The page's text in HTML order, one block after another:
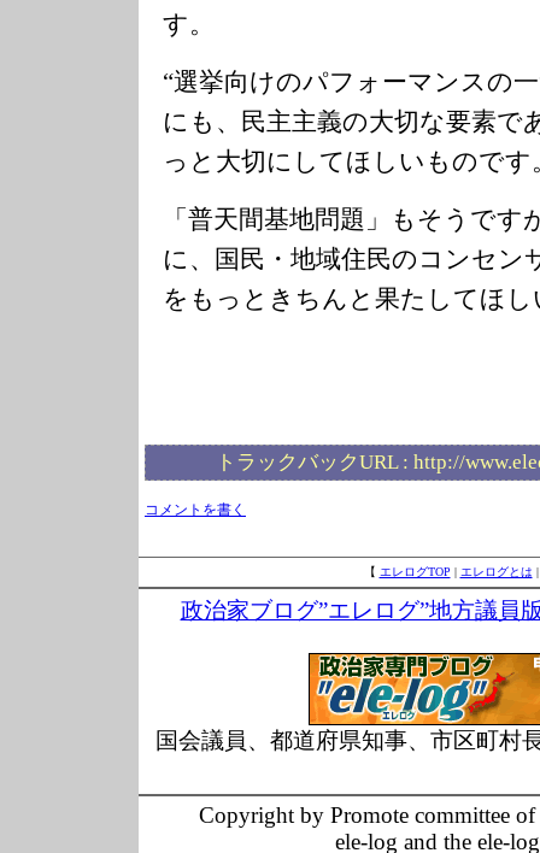
す。
“選挙向けのパフォーマンスの
にも、民主主義の大切な要素で
っと大切にしてほしいものです
「普天間基地問題」もそうです
に、国民・地域住民のコンセン
をもっときちんと果たしてほ
トラックバックURL : http://
コメントを書く
【 エレログTOP | エレログとは
政治家ブログ”エレログ”地方議員
国会議員、都道府県知事、市区町村
Copyright by Promote committee
ele-log and the ele-